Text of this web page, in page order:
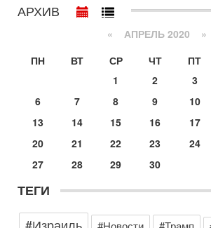
Израиль меняет курс
В эфире телеканала ITON-TV политолог
дипломат, в прошлом - старший офицер
АМАН, глава спецслужбы "Натив",
Иран готовит наземное вторжение.
повышает готовность. Развязка все
ЦАХАЛа в отставке, писатель,
Соцработники выходит на "тропу
Около 7 400 социальных работников по
начале трудового спора между
АРХИВ
« АПРЕЛЬ 2020 »
ПН
ВТ СР ЧТ ПТ
1
2 3
6
7 8 9 10
13
14 15 16 17
20
21 22 23 24
27
28 29 30
ТЕГИ